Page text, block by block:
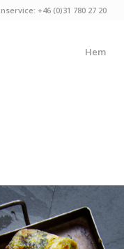
+46 (0)31 780 27 20
Hem